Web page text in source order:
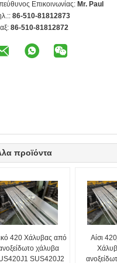
Επικοινωνίας: Mr. Paul
86-510-81812873
86-510-81812872
προϊόντα
420 Χάλυβας από
χάλυβα
SUS420J2
Αίσι